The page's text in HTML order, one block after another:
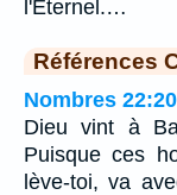
l'Eternel.…
Références
Nombres 22:20
Dieu vint à
Puisque ces
lève-toi, va